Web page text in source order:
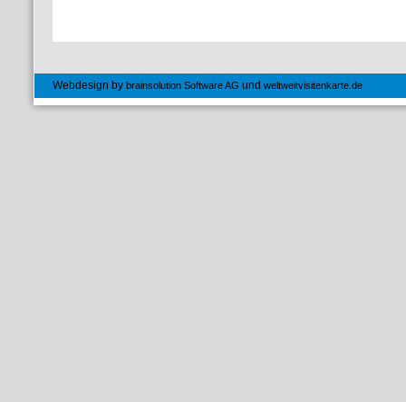
Webdesign by brainsolution Software AG und weltweitvisitenkarte.de